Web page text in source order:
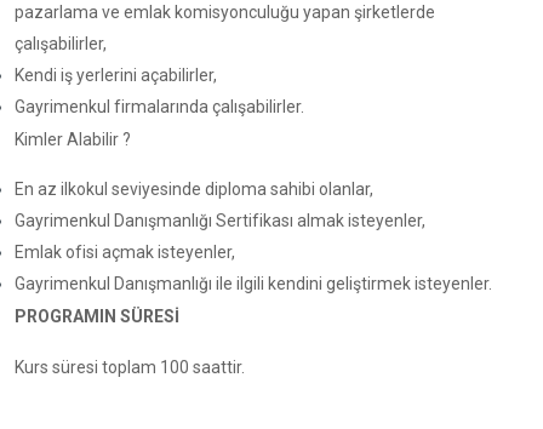
pazarlama ve emlak komisyonculuğu yapan şirketlerde
çalışabilirler,
Kendi iş yerlerini açabilirler,
Gayrimenkul firmalarında çalışabilirler.
Kimler Alabilir ?
En az ilkokul seviyesinde diploma sahibi olanlar,
Gayrimenkul Danışmanlığı Sertifikası almak isteyenler,
Emlak ofisi açmak isteyenler,
Gayrimenkul Danışmanlığı ile ilgili kendini geliştirmek isteyenler.
PROGRAMIN SÜRESİ
Kurs süresi toplam 100 saattir.